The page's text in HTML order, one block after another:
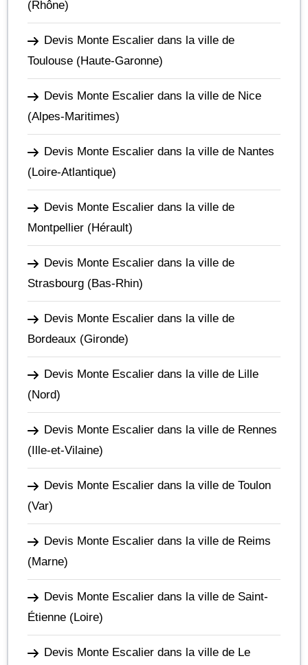
(Rhône)
Devis Monte Escalier dans la ville de
Toulouse (Haute-Garonne)
Devis Monte Escalier dans la ville de Nice
(Alpes-Maritimes)
Devis Monte Escalier dans la ville de Nantes
(Loire-Atlantique)
Devis Monte Escalier dans la ville de
Montpellier (Hérault)
Devis Monte Escalier dans la ville de
Strasbourg (Bas-Rhin)
Devis Monte Escalier dans la ville de
Bordeaux (Gironde)
Devis Monte Escalier dans la ville de Lille
(Nord)
Devis Monte Escalier dans la ville de Rennes
(Ille-et-Vilaine)
Devis Monte Escalier dans la ville de Toulon
(Var)
Devis Monte Escalier dans la ville de Reims
(Marne)
Devis Monte Escalier dans la ville de Saint-
Étienne (Loire)
Devis Monte Escalier dans la ville de Le